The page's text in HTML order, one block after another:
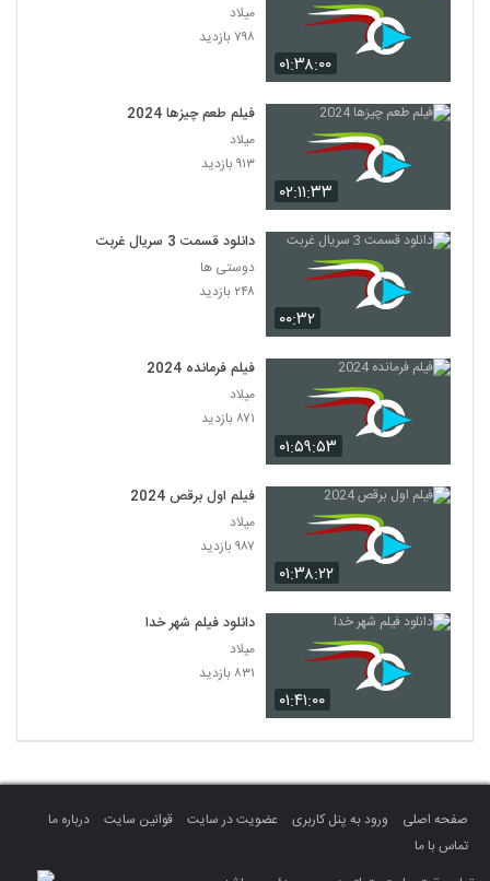
۰۱:۳۸:۰۰
میلاد
۷۹۸ بازدید
۰۲:۱۱:۳۳
فیلم طعم چیزها 2024
میلاد
۹۱۳ بازدید
۰۰:۳۲
دانلود قسمت 3 سریال غربت
دوستی ها
۲۴۸ بازدید
۰۱:۵۹:۵۳
فیلم فرمانده 2024
میلاد
۸۷۱ بازدید
۰۱:۳۸:۲۲
فیلم اول برقص 2024
میلاد
۹۸۷ بازدید
۰۱:۴۱:۰۰
دانلود فیلم شهر خدا
میلاد
۸۳۱ بازدید
صفحه اصلی ورود به پنل کاربری عضویت در سایت قوانین سایت
درباره ما
تماس با ما